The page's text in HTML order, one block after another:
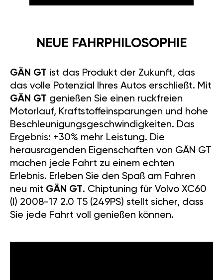
NEUE FAHRPHILOSOPHIE
GÄN GT ist das Produkt der Zukunft, das
das volle Potenzial Ihres Autos erschließt. Mit
GÄN GT genießen Sie einen ruckfreien
Motorlauf, Kraftstoffeinsparungen und hohe
Beschleunigungsgeschwindigkeiten. Das
Ergebnis: +30% mehr Leistung. Die
herausragenden Eigenschaften von GÄN GT
machen jede Fahrt zu einem echten
Erlebnis. Erleben Sie den Spaß am Fahren
neu mit GÄN GT. Chiptuning für Volvo XC60
(I) 2008-17 2.0 T5 (249PS) stellt sicher, dass
Sie jede Fahrt voll genießen können.